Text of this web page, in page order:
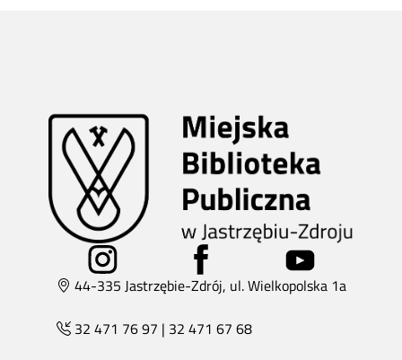
44-335 Jastrzębie-Zdrój, ul. Wielkopolska 1a
32 471 76 97 | 32 471 67 68